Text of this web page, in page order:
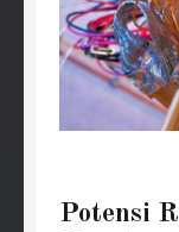
Potensi